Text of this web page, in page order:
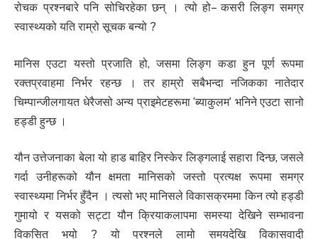
रोचक प्रश्नबारे पनि सोचिरहेका छन् । त्यो हो– कसरी लिङ्ग समग्र
स्वास्थ्यको यति राम्रो सूचक बन्यो ?
मानिस एउटा यस्तो प्रजाति हो, जसमा लिङ्ग कडा हुन पूर्ण रूपमा
रक्तप्रवाहमा निर्भर रहन्छ । तर हाम्रो सबैभन्दा नजिकका नातेदार
चिम्पान्जीलगायत धेरैजसो अन्य प्राइमेटहरूमा ‘ब्याकुलम’ भनिने एउटा सानो
हड्डी हुन्छ ।
यौन उत्तेजनाका बेला यो हाड बाहिर निस्केर लिङ्गलाई सहारा दिन्छ, जसले
गर्दा उनीहरूको यौन क्षमता मानिसको जस्तो प्रत्यक्ष रूपमा समग्र
स्वास्थ्यमा निर्भर हुँदैन । त्यसो भए मानिसले विकासक्रममा किन त्यो हड्डी
गुमायो र यसको सट्टा यौन क्रियाकलापमा समस्या देखिने सम्भावना
विकसित भयो ? यो प्रश्नले लामो समयदेखि विकासवादी